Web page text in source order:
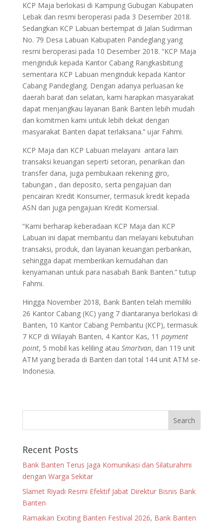
KCP Maja berlokasi di Kampung Gubugan Kabupaten
Lebak dan resmi beroperasi pada 3 Desember 2018.
Sedangkan KCP Labuan bertempat di Jalan Sudirman
No. 79 Desa Labuan Kabupaten Pandeglang yang
resmi beroperasi pada 10 Desember 2018. “KCP Maja
menginduk kepada Kantor Cabang Rangkasbitung
sementara KCP Labuan menginduk kepada Kantor
Cabang Pandeglang. Dengan adanya perluasan ke
daerah barat dan selatan, kami harapkan masyarakat
dapat menjangkau layanan Bank Banten lebih mudah
dan komitmen kami untuk lebih dekat dengan
masyarakat Banten dapat terlaksana.” ujar Fahmi.
KCP Maja dan KCP Labuan melayani antara lain
transaksi keuangan seperti setoran, penarikan dan
transfer dana, juga pembukaan rekening giro,
tabungan , dan deposito, serta pengajuan dan
pencairan Kredit Konsumer, termasuk kredit kepada
ASN dan juga pengajuan Kredit Komersial.
“Kami berharap keberadaan KCP Maja dan KCP
Labuan ini dapat membantu dan melayani kebutuhan
transaksi, produk, dan layanan keuangan perbankan,
sehingga dapat memberikan kemudahan dan
kenyamanan untuk para nasabah Bank Banten.” tutup
Fahmi.
Hingga November 2018, Bank Banten telah memiliki
26 Kantor Cabang (KC) yang 7 diantaranya berlokasi di
Banten, 10 Kantor Cabang Pembantu (KCP), termasuk
7 KCP di Wilayah Banten, 4 Kantor Kas, 11 payment
point, 5 mobil kas keliling atau Smartvan, dan 119 unit
ATM yang berada di Banten dari total 144 unit ATM se-
Indonesia.
Recent Posts
Bank Banten Terus Jaga Komunikasi dan Silaturahmi
dengan Warga Sekitar
Slamet Riyadi Resmi Efektif Jabat Direktur Bisnis Bank
Banten
Ramaikan Exciting Banten Festival 2026, Bank Banten